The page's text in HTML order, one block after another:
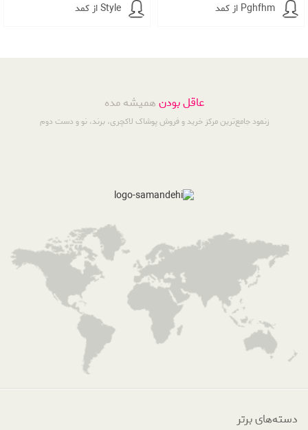
از کمد Pghfhm از کمد Style
عاقل بودنهمیشه مده
زنمود جامع‌ترین مرکز خرید و فروش پوشاک لاکچری، برند، نو و دست دوم
دسته‌های برتر